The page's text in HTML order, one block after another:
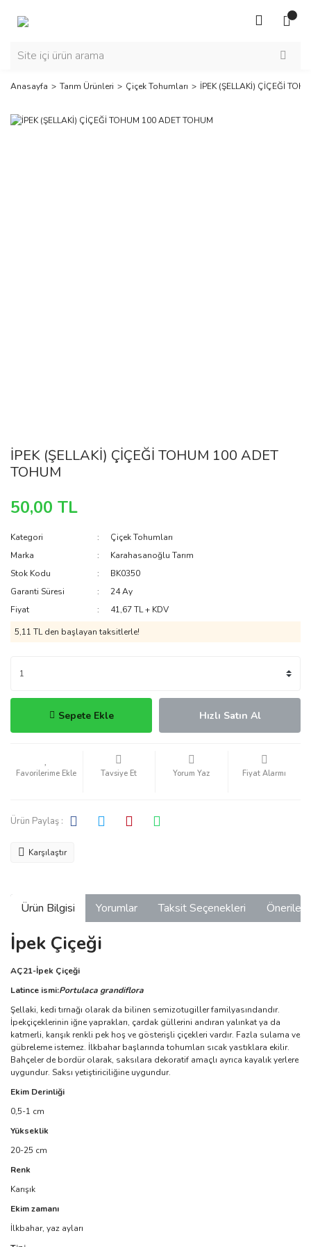
Anasayfa Tarım Ürünleri Çiçek Tohumları İPEK (ŞELLAKİ) ÇİÇEĞİ
İPEK (ŞELLAKİ) ÇİÇEĞİ TOHUM 100 ADET
TOHUM
50,00 TL
Kategori
Çiçek Tohumları
Marka
Karahasanoğlu Tarım
Stok Kodu
BK0350
Garanti Süresi
24 Ay
Fiyat
41,67 TL + KDV
5,11 TL den başlayan taksitlerle!
Sepete Ekle Hızlı Satın Al
Tavsiye Et Yorum Yaz Fiyat Alarmı
Ürün Paylaş :
Karşılaştır
Ürün Bilgisi Yorumlar Taksit Seçenekleri
İpek Çiçeği
AÇ21-İpek Çiçeği
Latince ismi:Portulaca grandiflora
Şellaki, kedi tırnağı olarak da bilinen semizotugiller familyasındandır.
İpekçiçeklerinin iğne yaprakları, çardak güllerini andıran yalınkat ya da
katmerli, karışık renkli pek hoş ve gösterişli çiçekleri vardır. Fazla sulama ve
gübreleme istemez. İlkbahar başlarında tohumları sıcak yastıklara ekilir.
Bahçeler de bordür olarak, saksılara dekoratif amaçlı ayrıca kayalık yerlere
uygundur. Saksı yetiştiriciliğine uygundur.
Ekim Derinliği
0,5-1 cm
Yükseklik
20-25 cm
Renk
Karışık
Ekim zamanı
İlkbahar, yaz ayları